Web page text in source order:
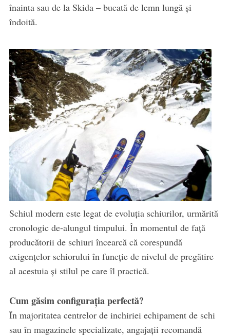
înainta sau de la Skida – bucată de lemn lungă și
îndoită.
Schiul modern este legat de evoluția schiurilor, urmărită
cronologic de-alungul timpului. În momentul de față
producătorii de schiuri încearcă că corespundă
exigențelor schiorului în funcție de nivelul de pregătire
al acestuia și stilul pe care îl practică.
Cum găsim configurația perfectă?
În majoritatea centrelor de inchiriei echipament de schi
sau în magazinele specializate, angajații recomandă